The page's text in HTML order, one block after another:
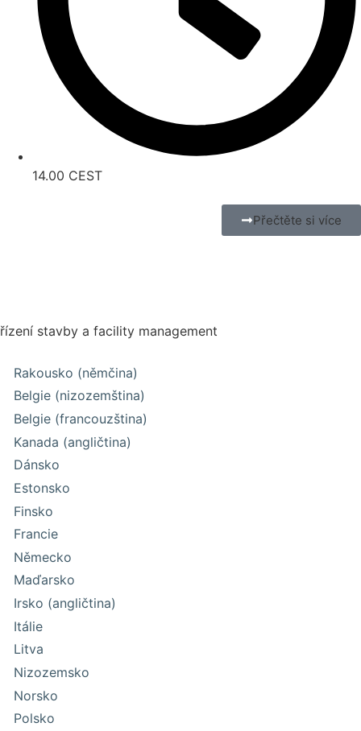
14.00 CEST
Přečtěte si více
řízení stavby a facility management
Rakousko (němčina)
Belgie (nizozemština)
Belgie (francouzština)
Kanada (angličtina)
Dánsko
Estonsko
Finsko
Francie
Německo
Maďarsko
Irsko (angličtina)
Itálie
Litva
Nizozemsko
Norsko
Polsko